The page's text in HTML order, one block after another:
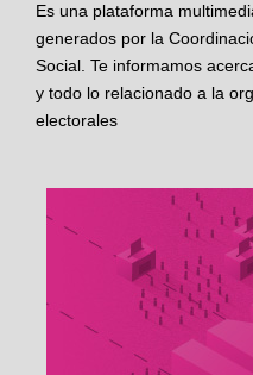
Es una plataforma
generados por la
Social. Te informamos
y todo lo relacionado a la
electorales